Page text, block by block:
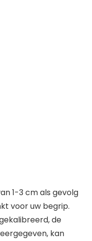
1-3 cm als gevolg
voor uw begrip.
de
kan